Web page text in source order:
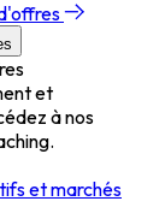
et
à nos
et marchés